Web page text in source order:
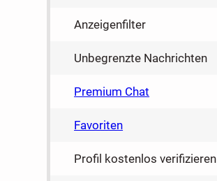
Anzeigenfilter
Unbegrenzte Nachrichten
Premium Chat
Favoriten
Profil kostenlos verifizieren